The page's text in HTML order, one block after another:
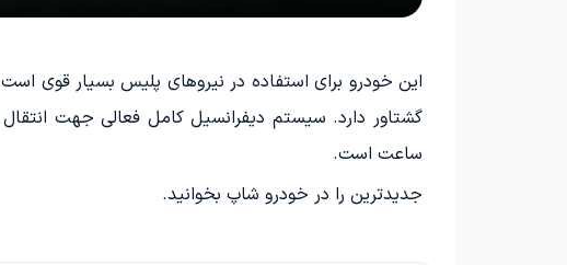
ساعت است.
جدیدترین را در خودرو شاپ بخوانید.